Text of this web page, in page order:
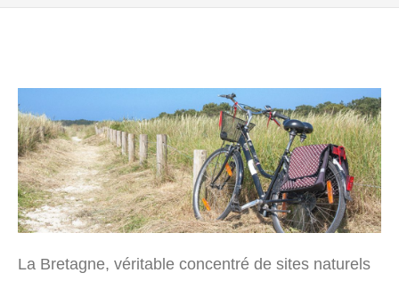
La Bretagne, véritable concentré de sites naturels